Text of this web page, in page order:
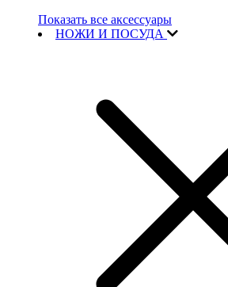
Показать все аксессуары
НОЖИ И ПОСУДА